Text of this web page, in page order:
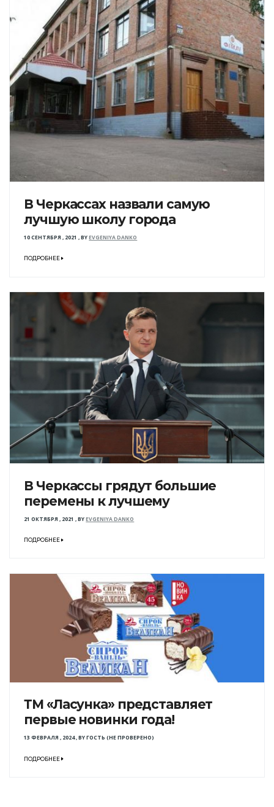
В Черкассах назвали самую
лучшую школу города
10 СЕНТЯБРЯ , 2021 ,BYEVGENIYA DANKO
ПОДРОБНЕЕ
В Черкассы грядут большие
перемены к лучшему
21 ОКТЯБРЯ , 2021 ,BYEVGENIYA DANKO
ПОДРОБНЕЕ
ТМ «Ласунка» представляет
первые новинки года!
13 ФЕВРАЛЯ , 2024,BYГОСТЬ (НЕ ПРОВЕРЕНО)
ПОДРОБНЕЕ